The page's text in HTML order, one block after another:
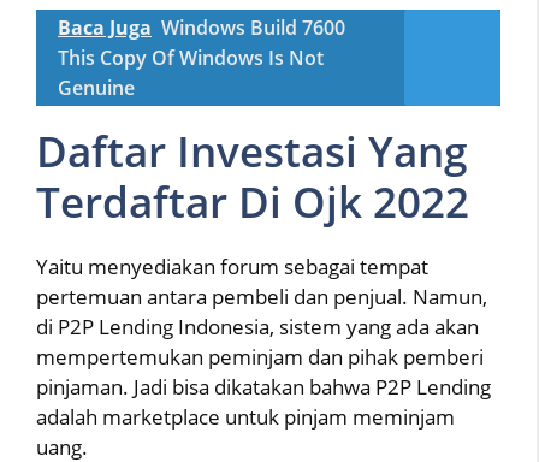
Baca Juga Windows Build 7600
This Copy Of Windows Is Not
Genuine
Daftar Investasi Yang
Terdaftar Di Ojk 2022
Yaitu menyediakan forum sebagai tempat
pertemuan antara pembeli dan penjual. Namun,
di P2P Lending Indonesia, sistem yang ada akan
mempertemukan peminjam dan pihak pemberi
pinjaman. Jadi bisa dikatakan bahwa P2P Lending
adalah marketplace untuk pinjam meminjam
uang.